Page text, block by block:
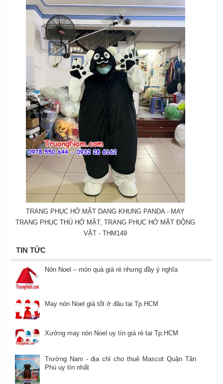
TRANG PHỤC HỞ MẶT DẠNG KHUNG PANDA - MAY
TRANG PHỤC THÚ HỞ MẶT, TRANG PHỤC HỞ MẶT ĐỘNG
VẬT - THM149
TIN TỨC
Nón Noel – món quà giá rẻ nhưng đầy ý nghĩa
May nón Noel giá tốt ở đâu tại Tp.HCM
Xưởng may nón Noel uy tín giá rẻ tại Tp.HCM
Trường Nam - địa chỉ cho thuê Mascot Quận Tân
Phú uy tín nhất